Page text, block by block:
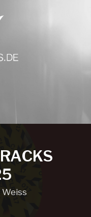
Weiss